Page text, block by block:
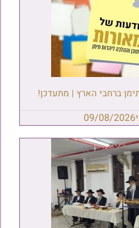
ברחבי הארץ | מתעדכן!
09/08/2026